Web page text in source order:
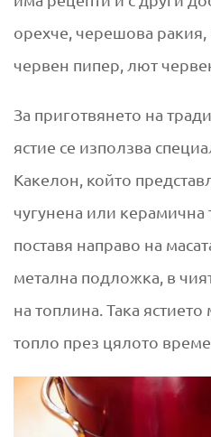
орехче, черешова ракия,
червен пипер, лют
За приготвянето на
ястие се използва
Какелон, който
чугунена или керамична
поставя направо на
метална подложка, в
на топлина. Така
топло през цялото